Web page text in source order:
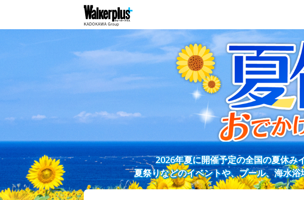
2026年夏に開催予定の全国の夏休み
夏祭りなどのイベントや、プール、海水